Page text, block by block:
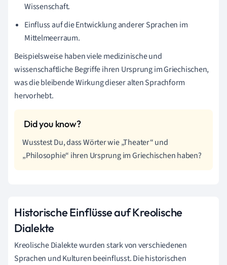
Wissenschaft.
Einfluss auf die Entwicklung anderer Sprachen im
Mittelmeerraum.
Beispielsweise haben viele medizinische und
wissenschaftliche Begriffe ihren Ursprung im Griechischen,
was die bleibende Wirkung dieser alten Sprachform
hervorhebt.
Wusstest Du, dass Wörter wie „Theater“ und
„Philosophie“ ihren Ursprung im Griechischen haben?
Historische Einflüsse auf Kreolische
Dialekte
Kreolische Dialekte wurden stark von verschiedenen
Sprachen und Kulturen beeinflusst. Die historischen